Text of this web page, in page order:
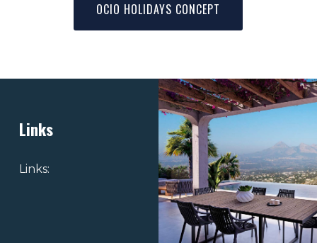
OCIO HOLIDAYS CONCEPT
Links
Links: